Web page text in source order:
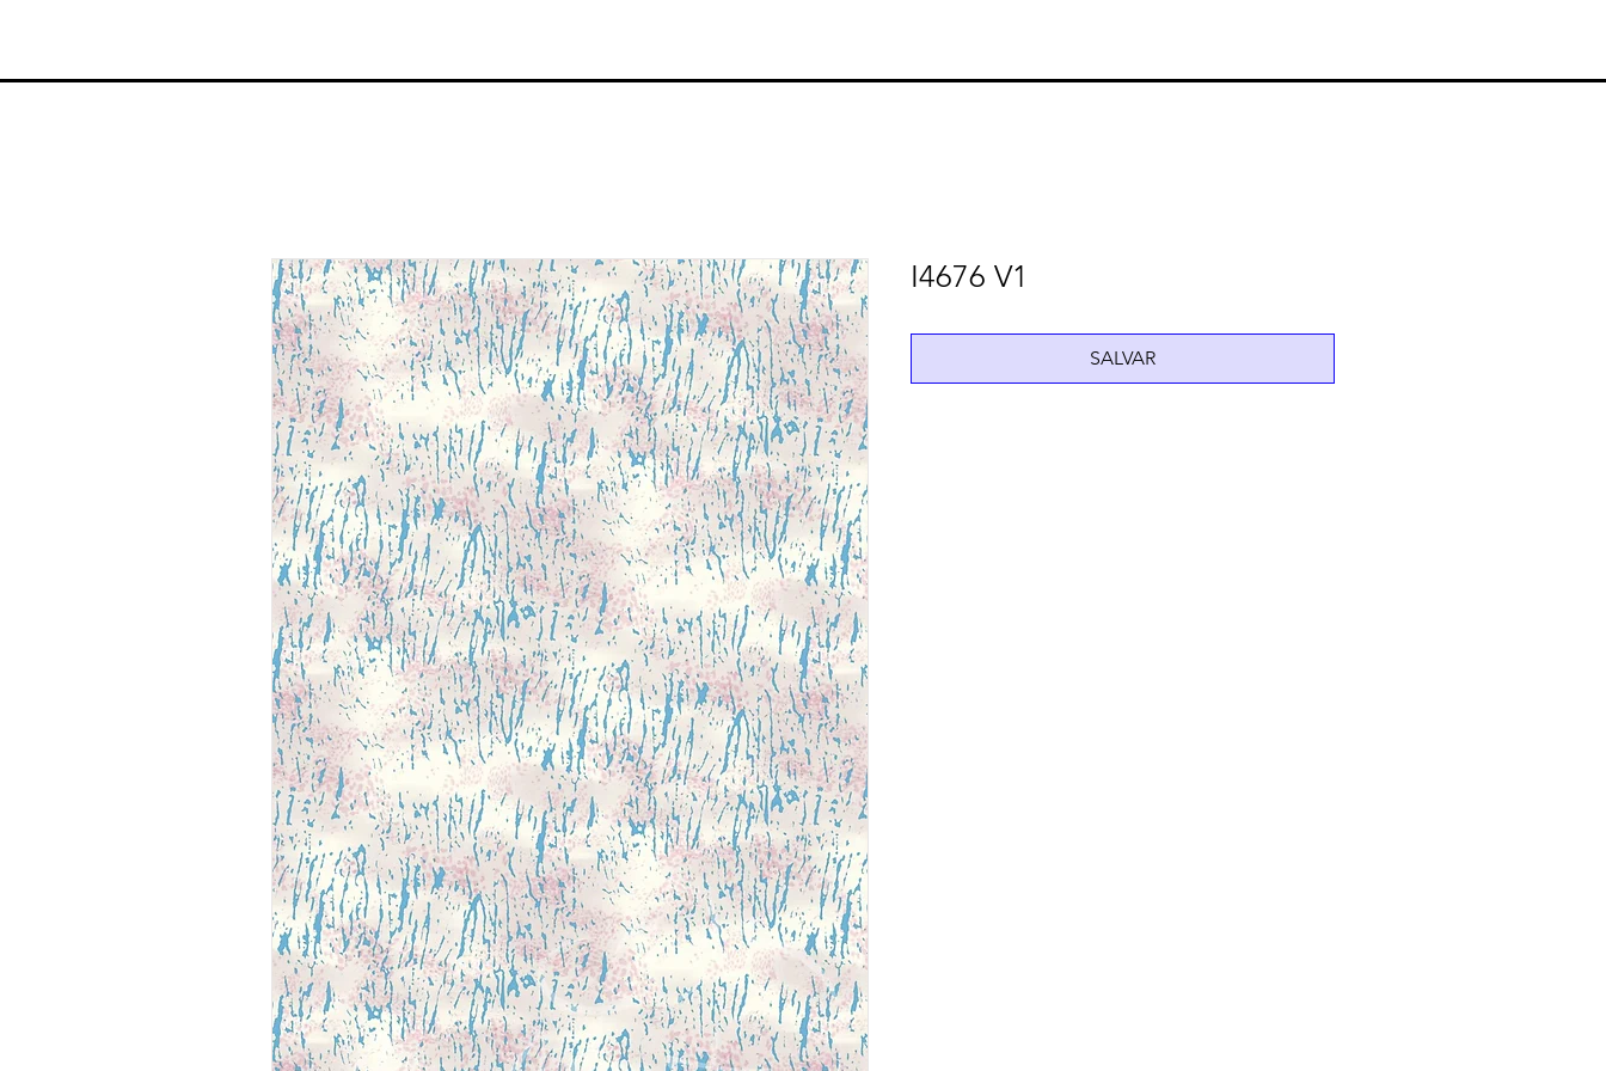
I4676 V1
SALVAR